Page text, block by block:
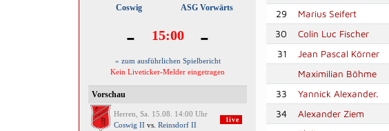
29
Marius Seifert
30
Colin Luc Fischer
31
Jean Pascal Körner
Maximilian Böhme
33
Yannick Alexander.
34
Alexander Ziem